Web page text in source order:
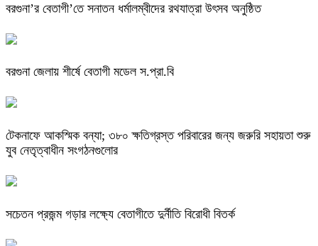
বরগুনা’র বেতাগী’তে সনাতন ধর্মালম্বীদের রথযাত্রা উৎসব অনুষ্ঠিত
বরগুনা জেলায় শীর্ষে বেতাগী মডেল স.প্রা.বি
টেকনাফে আকস্মিক বন্যা; ৩৮০ ক্ষতিগ্রস্ত পরিবারের জন্য জরুরি সহায়তা শুরু
যুব নেতৃত্বাধীন সংগঠনগুলোর
সচেতন প্রজন্ম গড়ার লক্ষ্যে বেতাগীতে দুর্নীতি বিরোধী বিতর্ক